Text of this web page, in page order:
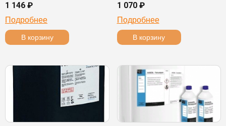
1 146 ₽
Подробнее
В корзину
1 070 ₽
Подробнее
В корзину